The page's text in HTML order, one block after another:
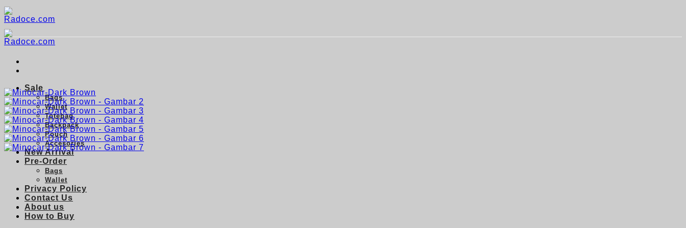
Skip
to
Sale
Bags
Wallet
Totebag
Backpack
Pouch
Accesories
New Arrival
Pre-Order
Bags
Wallet
Privacy Policy
Contact Us
About us
How to Buy